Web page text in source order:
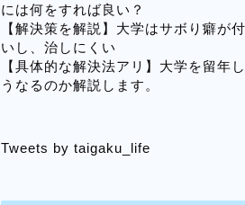
には何をすれば良い？
【解決策を解説】大学はサボり癖が
いし、治しにくい
【具体的な解決法アリ】大学を留年
うなるのか解説します。
Tweets by taigaku_life